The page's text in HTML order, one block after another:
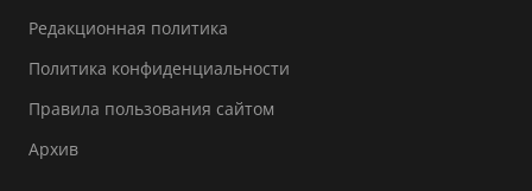
Редакционная политика
Политика конфиденциальности
Правила пользования сайтом
Архив